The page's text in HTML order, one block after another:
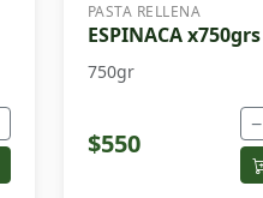
PASTA RELLENA
ESPINACA x750grs
750gr
$550
−